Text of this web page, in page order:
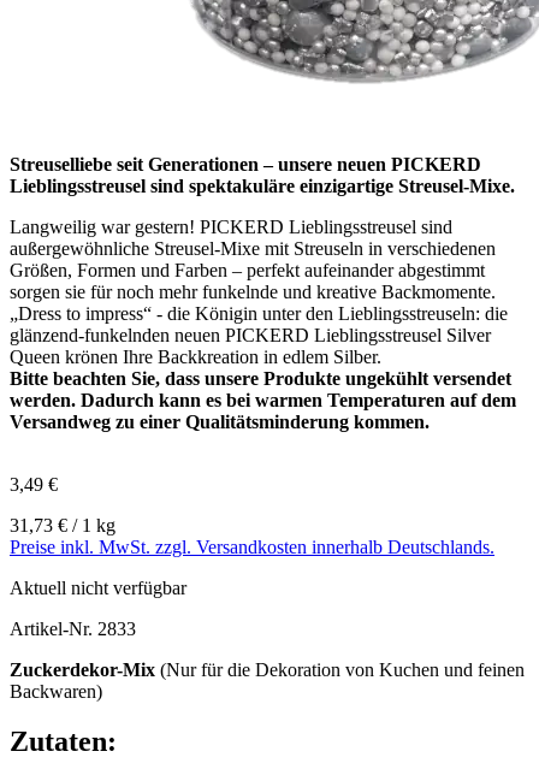
Streuselliebe seit Generationen – unsere neuen PICKERD
Lieblingsstreusel sind spektakuläre einzigartige Streusel-Mixe.
Langweilig war gestern! PICKERD Lieblingsstreusel sind
außergewöhnliche Streusel-Mixe mit Streuseln in verschiedenen
Größen, Formen und Farben – perfekt aufeinander abgestimmt
sorgen sie für noch mehr funkelnde und kreative Backmomente.
„Dress to impress“ - die Königin unter den Lieblingsstreuseln: die
glänzend-funkelnden neuen PICKERD Lieblingsstreusel Silver
Queen krönen Ihre Backkreation in edlem Silber.
Bitte beachten Sie, dass unsere Produkte ungekühlt versendet
werden. Dadurch kann es bei warmen Temperaturen auf dem
Versandweg zu einer Qualitätsminderung kommen.
3,49 €
31,73 € / 1 kg
Preise inkl. MwSt. zzgl. Versandkosten innerhalb Deutschlands.
Aktuell nicht verfügbar
Artikel-Nr. 2833
Zuckerdekor-Mix (Nur für die Dekoration von Kuchen und feinen
Backwaren)
Zutaten: